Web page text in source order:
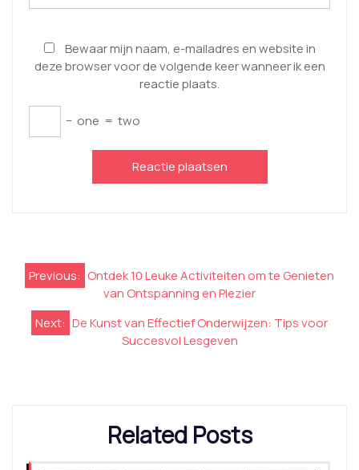
Bewaar mijn naam, e-mailadres en website in
deze browser voor de volgende keer wanneer ik een
reactie plaats.
− one = two
Berichtnavigatie
Previous: Ontdek 10 Leuke Activiteiten om te Genieten
van Ontspanning en Plezier
Next: De Kunst van Effectief Onderwijzen: Tips voor
Succesvol Lesgeven
Related Posts